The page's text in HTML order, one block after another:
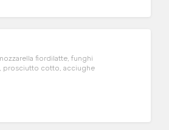
fiordilatte, funghi
prosciutto cotto, acciughe